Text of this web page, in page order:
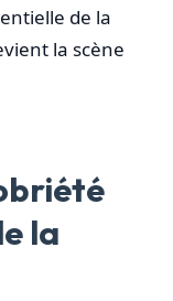
de la
la scène
la